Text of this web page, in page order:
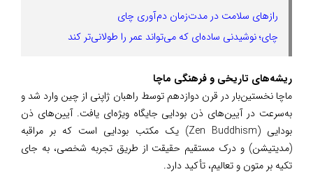
رازهای سلامت در مدت‌زمان دم‌آوری چای
چای؛ نوشیدنی ساده‌ای که می‌تواند عمر را طولانی‌تر کند
ریشه‌های تاریخی و فرهنگی ماچا
ماچا نخستین‌بار در قرن دوازدهم توسط راهبان ژاپنی از چین وارد شد و
به‌سرعت در آیین‌های ذن بودایی جایگاه ویژه‌ای یافت. آیین‌های ذن
بودایی (Zen Buddhism) یک مکتب بودایی است که بر مراقبه
(مدیتیشن) و درک مستقیم حقیقت از طریق تجربه شخصی، به جای
تکیه بر متون و تعالیم، تأکید دارد.